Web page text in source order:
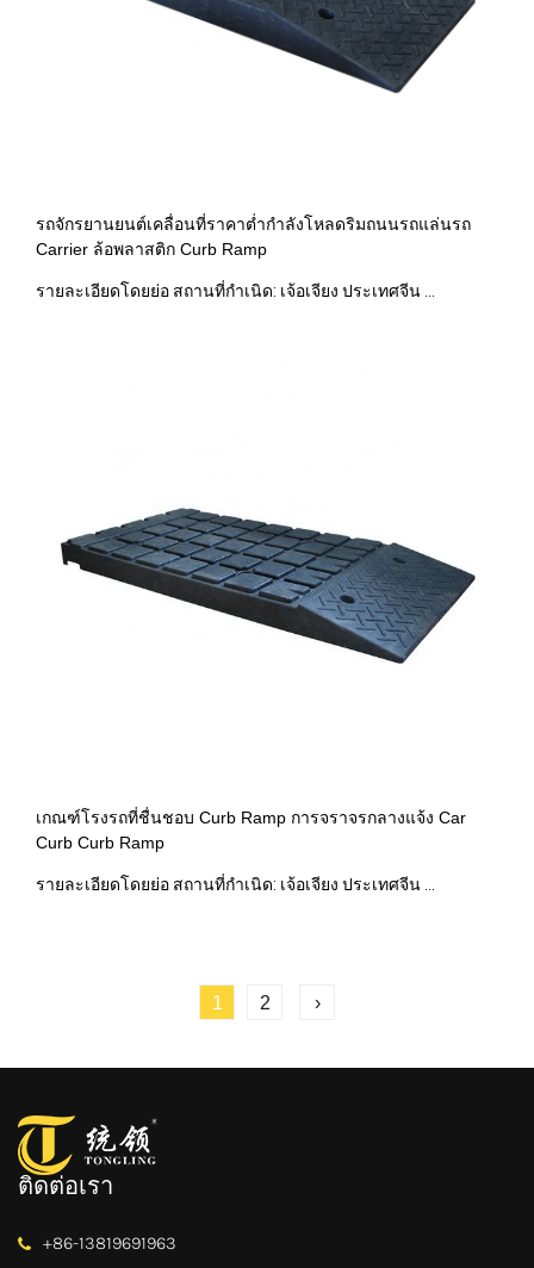
รถจักรยานยนต์เคลื่อนที่ราคาต่ำกำลังโหลดริมถนนรถแล่นรถ
Carrier ล้อพลาสติก Curb Ramp
รายละเอียดโดยย่อ สถานที่กำเนิด: เจ้อเจียง ประเทศจีน ...
เกณฑ์โรงรถที่ชื่นชอบ Curb Ramp การจราจรกลางแจ้ง Car
Curb Curb Ramp
รายละเอียดโดยย่อ สถานที่กำเนิด: เจ้อเจียง ประเทศจีน ...
1 2 ›
ติดต่อเรา
+86-13819691963